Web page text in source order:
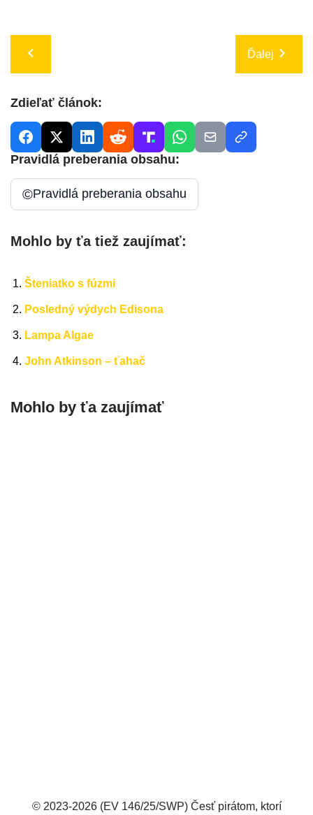
Ďalej
Zdieľať článok:
Pravidlá preberania obsahu:
©Pravidlá preberania obsahu
Mohlo by ťa tiež zaujímať:
Šteniatko s fúzmi
Posledný výdych Edisona
Lampa Algae
John Atkinson – ťahač
Mohlo by ťa zaujímať
© 2023-2026 (EV 146/25/SWP) Česť pirátom, ktorí